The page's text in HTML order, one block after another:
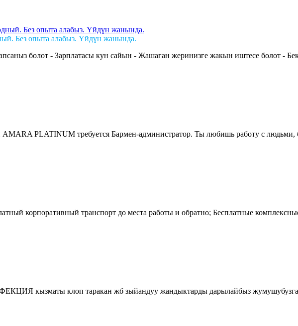
Без опыта алабыз. Үйдүн жанында.
болот - Зарплатасы кун сайын - Жашаган жеринизге жакын иштесе болот -
PLATINUM требуется Бармен-администратор. Ты любишь работу с людьми,
корпоративный транспорт до места работы и обратно; Бесплатные
кызматы клоп таракан жб зыйандуу жандыктарды дарылайбыз жумушубузга